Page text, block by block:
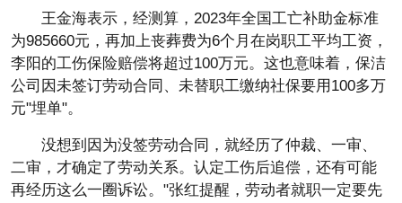
王金海表示，经测算，2023年全国工亡补助金标准
为985660元，再加上丧葬费为6个月在岗职工平均工资，
李阳的工伤保险赔偿将超过100万元。这也意味着，保洁
公司因未签订劳动合同、未替职工缴纳社保要用100多万
元"埋单"。
没想到因为没签劳动合同，就经历了仲裁、一审、
二审，才确定了劳动关系。认定工伤后追偿，还有可能
再经历这么一圈诉讼。"张红提醒，劳动者就职一定要先